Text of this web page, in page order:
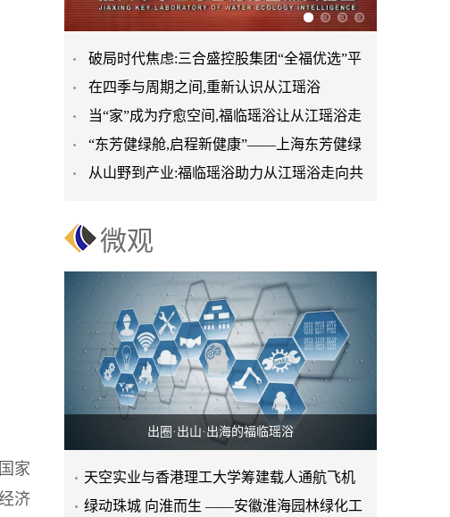
家
济
破局时代焦虑:三合盛控股集团“全福优选”平
台正式启航
在四季与周期之间,重新认识从江瑶浴
当“家”成为疗愈空间,福临瑶浴让从江瑶浴走
进日常生活
“东芳健绿舱,启程新健康”——上海东芳健绿
AI智能养身舱品牌发
从山野到产业:福临瑶浴助力从江瑶浴走向共
微观
出圈·出山·出海的福临瑶浴
天空实业与香港理工大学筹建载人通航飞机
研究院
绿动珠城 向淮而生 ——安徽淮海园林绿化工